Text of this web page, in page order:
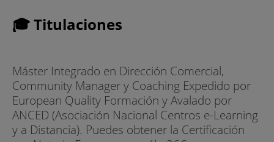
🎓 Titulaciones
Máster Integrado en Dirección Comercial,
Community Manager y Coaching Expedido por
European Quality Formación y Avalado por
ANCED (Asociación Nacional Centros e-Learning
y a Distancia). Puedes obtener la Certificación